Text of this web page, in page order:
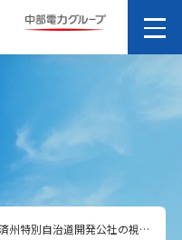
韓国 済州特別自治道開発公社の視察を受け入れ